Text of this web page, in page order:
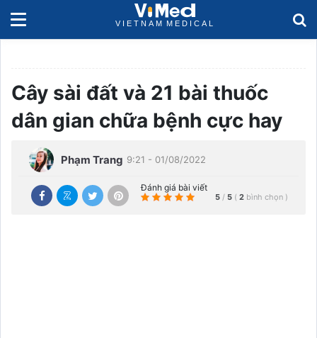
Cây sài đất và 21 bài thuốc
dân gian chữa bệnh cực hay
Phạm Trang 9:21 - 01/08/2022
Đánh giá bài viết
5 / 5 ( 2 bình chọn )